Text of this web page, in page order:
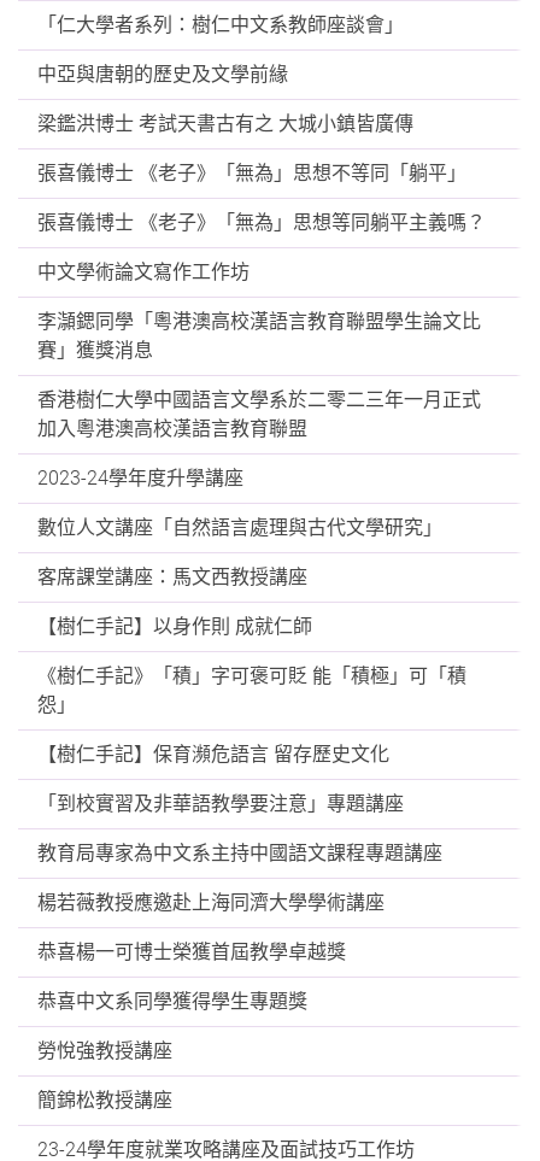
「仁大學者系列：樹仁中文系教師座談會」
中亞與唐朝的歷史及文學前緣
梁鑑洪博士 考試天書古有之 大城小鎮皆廣傳
張喜儀博士 《老子》「無為」思想不等同「躺平」
張喜儀博士 《老子》「無為」思想等同躺平主義嗎？
中文學術論文寫作工作坊
李𪷿鍶同學「粵港澳高校漢語言教育聯盟學生論文比
賽」獲獎消息
香港樹仁大學中國語言文學系於二零二三年一月正式
加入粵港澳高校漢語言教育聯盟
2023-24學年度升學講座
數位人文講座「自然語言處理與古代文學研究」
客席課堂講座：馬文西教授講座
【樹仁手記】以身作則 成就仁師
《樹仁手記》「積」字可褒可貶 能「積極」可「積
怨」
【樹仁手記】保育瀕危語言 留存歷史文化
「到校實習及非華語教學要注意」專題講座
教育局專家為中文系主持中國語文課程專題講座
楊若薇教授應邀赴上海同濟大學學術講座
恭喜楊一可博士榮獲首屆教學卓越獎
恭喜中文系同學獲得學生專題獎
勞悅強教授講座
簡錦松教授講座
23-24學年度就業攻略講座及面試技巧工作坊